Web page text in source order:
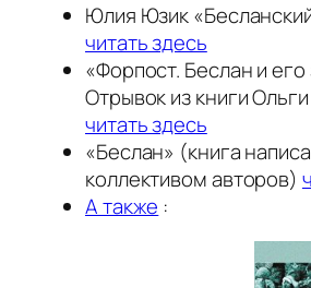
Юлия Юзик
читать здесь
«Форпост. Беслан и
Отрывок из книги
читать здесь
«Беслан» (книга
коллективом авторов)
А также :